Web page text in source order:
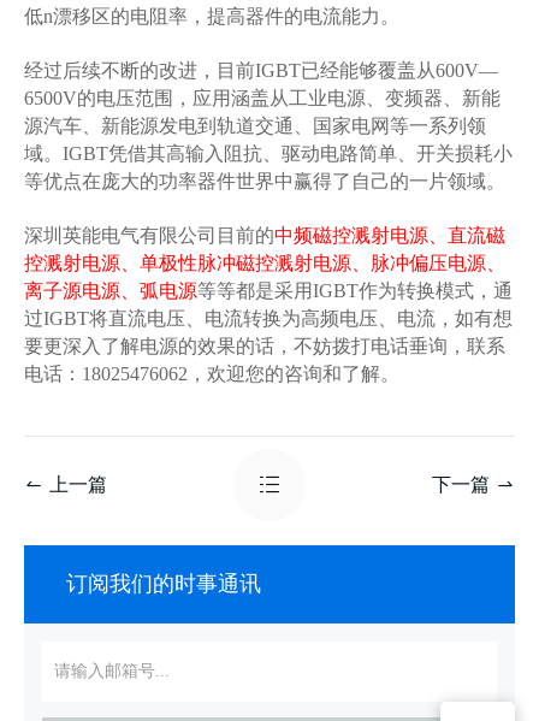
低n漂移区的电阻率，提高器件的电流能力。
经过后续不断的改进，目前IGBT已经能够覆盖从600V—
6500V的电压范围，应用涵盖从工业电源、变频器、新能
源汽车、新能源发电到轨道交通、国家电网等一系列领
域。IGBT凭借其高输入阻抗、驱动电路简单、开关损耗小
等优点在庞大的功率器件世界中赢得了自己的一片领域。
深圳英能电气有限公司目前的中频磁控溅射电源
直流磁
控溅射电源
单极性脉冲磁控溅射电源 脉冲偏压电源
离子源电源
弧电源等等都是采用IGBT作为转换模式，通
过IGBT将直流电压、电流转换为高频电压、电流，如有想
要更深入了解电源的效果的话，不妨拨打电话垂询，联系
电话：18025476062，欢迎您的咨询和了解。
上一篇 下一篇
订阅我们的时事通讯